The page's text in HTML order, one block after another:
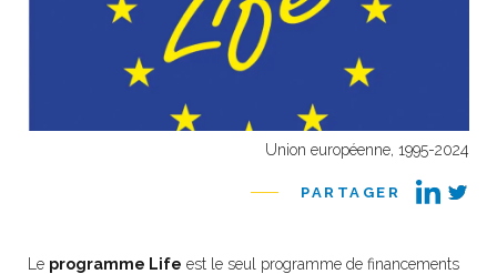
Union européenne, 1995-2024
PARTAGER
Le programme Life est le seul programme de financements